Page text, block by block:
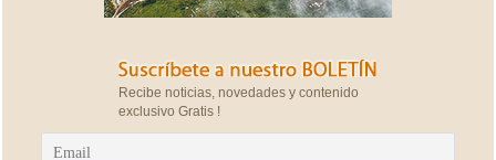
Recibe noticias, novedades y contenido
exclusivo Gratis !